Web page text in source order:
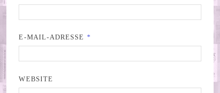
E-MAIL-ADRESSE *
WEBSITE